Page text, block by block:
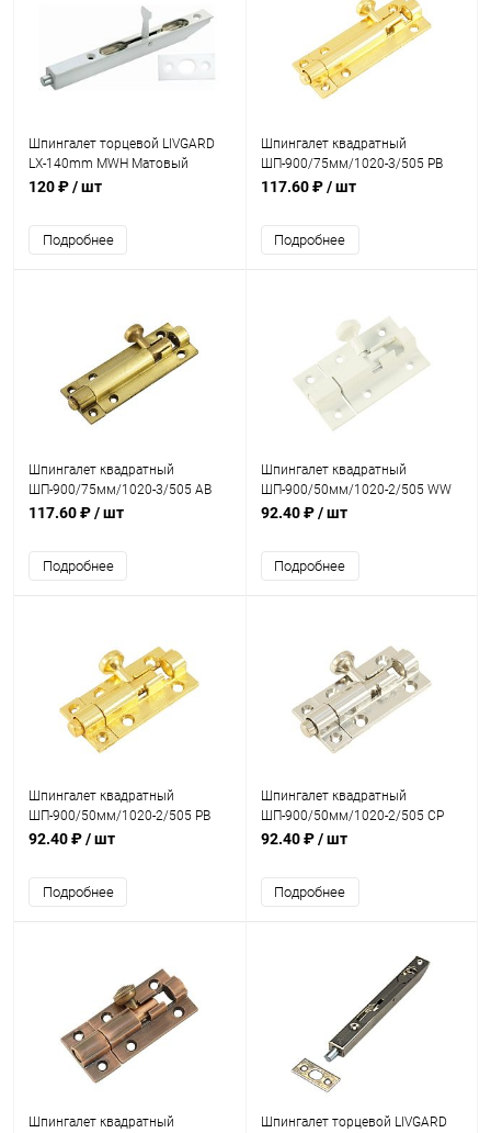
Шпингалет торцевой LIVGARD
LX-140mm MWH Матовый
белый
120 ₽/ шт
Подробнее
Шпингалет квадратный
ШП-900/75мм/1020-3/505 PB
Полированная латунь
117.60 ₽/ шт
Подробнее
Шпингалет квадратный
ШП-900/75мм/1020-3/505 AB
Бронза
117.60 ₽/ шт
Подробнее
Шпингалет квадратный
ШП-900/50мм/1020-2/505 WW
Белый
92.40 ₽/ шт
Подробнее
Шпингалет квадратный
ШП-900/50мм/1020-2/505 PB
Полированная латунь
92.40 ₽/ шт
Подробнее
Шпингалет квадратный
ШП-900/50мм/1020-2/505 CP
Хром
92.40 ₽/ шт
Подробнее
Шпингалет квадратный
Шпингалет торцевой LIVGARD